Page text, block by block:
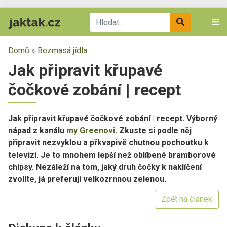
Domů » Bezmasá jídla
Jak připravit křupavé
čočkové zobání | recept
Jak připravit křupavé čočkové zobání | recept. Výborný
nápad z kanálu my Greenovi. Zkuste si podle něj
připravit nezvyklou a přkvapivě chutnou pochoutku k
televizi. Je to mnohem lepší než oblíbené bramborové
chipsy. Nezáleží na tom, jaký druh čočky k naklíčení
zvolíte, já preferuji velkozrnnou zelenou.
Zpět na článek